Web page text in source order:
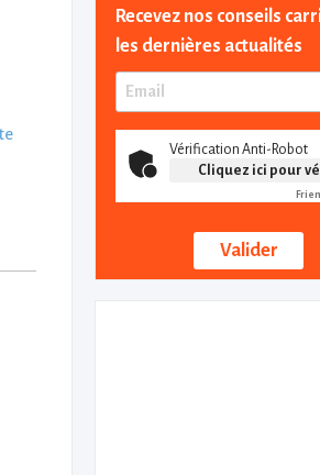
Recevez nos conseils
les dernières actualités
Vérification Anti-Robot
Cliquez ici pour